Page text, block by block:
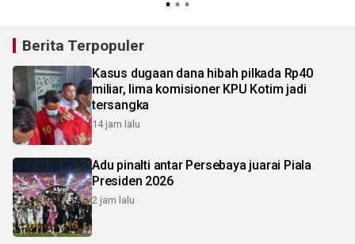
Berita Terpopuler
Kasus dugaan dana hibah pilkada Rp40
miliar, lima komisioner KPU Kotim jadi
tersangka
14 jam lalu
Adu pinalti antar Persebaya juarai Piala
Presiden 2026
2 jam lalu